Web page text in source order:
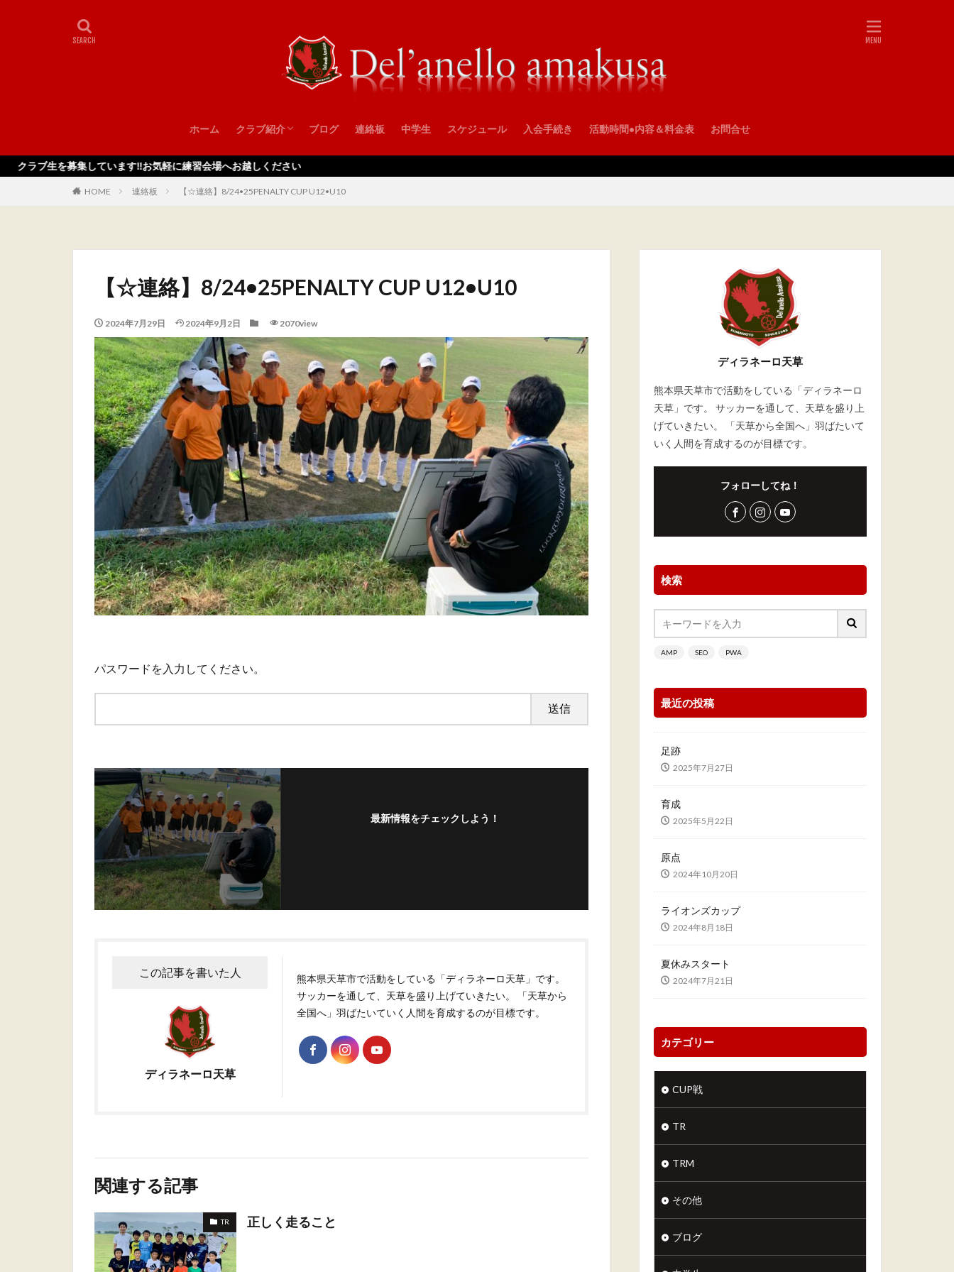
ホーム クラブ紹介
スタッフ
ブログ 連絡板 中学生 スケジュール 入会手続き 活動時間•内容＆料金表 お問合せ
募集しています‼️お気軽に練習会場へお越しください
HOME 連絡板 【☆連絡】8/24•25PENALTY CUP U12•U10
【☆連絡】8/24•25PENALTY CUP U12•U10
2024年7月29日 2024年9月2日 2070view
パスワードを入力してください。
最新情報をチェックしよう！
この記事を書いた人
ディラネーロ天草
熊本県天草市で活動をしている「ディラネーロ天草」です。
サッカーを通して、天草を盛り上げていきたい。 「天草から
全国へ」羽ばたいていく人間を育成するのが目標です。
関連する記事
TR 正しく走ること
ディラネーロ天草
熊本県天草市で活動をしている「ディラネーロ
天草」です。 サッカーを通して、天草を盛り上
げていきたい。 「天草から全国へ」羽ばたいて
いく人間を育成するのが目標です。
フォローしてね！
検索
AMP SEO PWA
最近の投稿
足跡
2025年7月27日
育成
2025年5月22日
原点
2024年10月20日
ライオンズカップ
2024年8月18日
夏休みスタート
2024年7月21日
カテゴリー
CUP戦
TR
TRM
その他
ブログ